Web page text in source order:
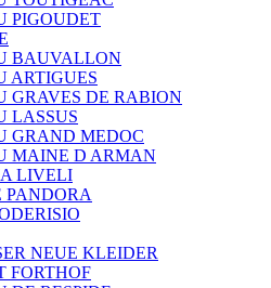
PIGOUDET
BAUVALLON
ARTIGUES
GRAVES DE RABION
LASSUS
GRAND MEDOC
MAINE D ARMAN
LIVELI
PANDORA
NEUE KLEIDER
FORTHOF